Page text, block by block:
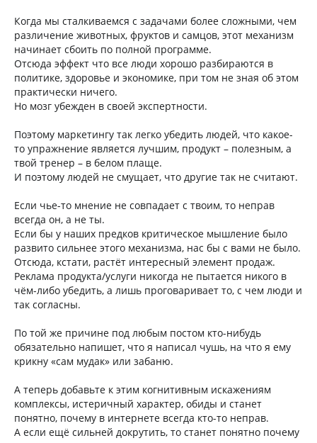
Когда мы сталкиваемся с задачами более сложными, чем
различение животных, фруктов и самцов, этот механизм
начинает сбоить по полной программе.
Отсюда эффект что все люди хорошо разбираются в
политике, здоровье и экономике, при том не зная об этом
практически ничего.
Но мозг убежден в своей экспертности.
Поэтому маркетингу так легко убедить людей, что какое-
то упражнение является лучшим, продукт – полезным, а
твой тренер – в белом плаще.
И поэтому людей не смущает, что другие так не считают.
Если чье-то мнение не совпадает с твоим, то неправ
всегда он, а не ты.
Если бы у наших предков критическое мышление было
развито сильнее этого механизма, нас бы с вами не было.
Отсюда, кстати, растёт интересный элемент продаж.
Реклама продукта/услуги никогда не пытается никого в
чём-либо убедить, а лишь проговаривает то, с чем люди и
так согласны.
По той же причине под любым постом кто-нибудь
обязательно напишет, что я написал чушь, на что я ему
крикну «сам мудак» или забаню.
А теперь добавьте к этим когнитивным искажениям
комплексы, истеричный характер, обиды и станет
понятно, почему в интернете всегда кто-то неправ.
А если ещё сильней докрутить, то станет понятно почему